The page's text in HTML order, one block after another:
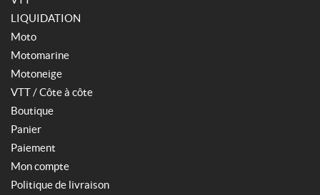
LIQUIDATION
Moto
Motomarine
Motoneige
VTT / Côte à côte
Boutique
Panier
Paiement
Mon compte
Politique de livraison